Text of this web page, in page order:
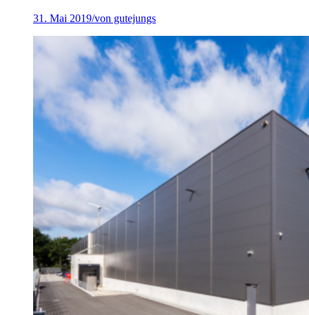
31. Mai 2019/von gutejungs